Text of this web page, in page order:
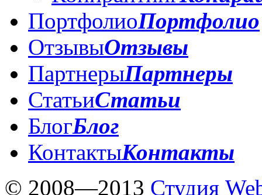
ПортфолиоПортфолио
ОтзывыОтзывы
ПартнерыПартнеры
СтатьиСтатьи
БлогБлог
КонтактыКонтакты
© 2008—2013 Студия